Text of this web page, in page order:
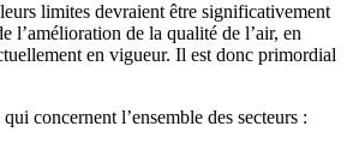
limites devraient être significativement
l’amélioration de la qualité de l’air, en
en vigueur. Il est donc primordial
concernent l’ensemble des secteurs :